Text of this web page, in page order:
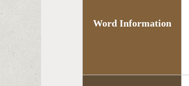
Word Information